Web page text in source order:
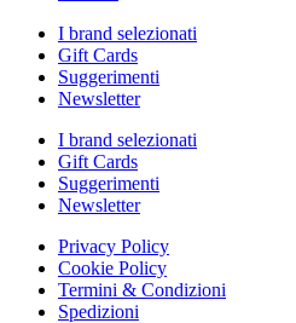
I brand selezionati
Gift Cards
Suggerimenti
Newsletter
I brand selezionati
Gift Cards
Suggerimenti
Newsletter
Privacy Policy
Cookie Policy
Termini & Condizioni
Spedizioni